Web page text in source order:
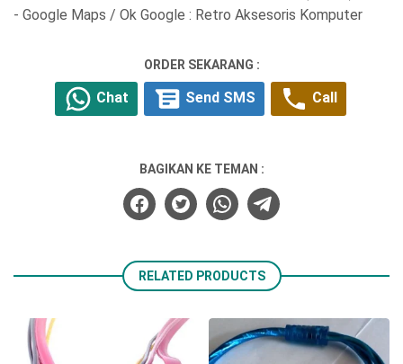
- Google Maps / Ok Google : Retro Aksesoris Komputer
ORDER SEKARANG :
Chat Send SMS Call
BAGIKAN KE TEMAN :
RELATED PRODUCTS